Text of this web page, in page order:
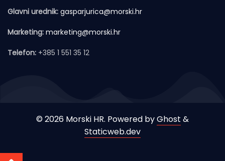
Glavni urednik: gasparjurica@morski.hr
Marketing: marketing@morski.hr
Telefon: +385 1 551 35 12
© 2026 Morski HR. Powered byGhost &
Staticweb.dev